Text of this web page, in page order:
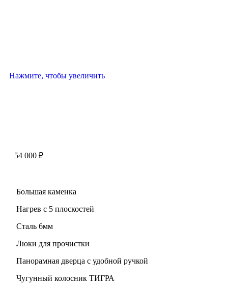
Нажмите, чтобы увеличить
54 000 ₽
Большая каменка
Нагрев с 5 плоскостей
Сталь 6мм
Люки для прочистки
Панорамная дверца с удобной ручкой
Чугунный колосник ТИГРА